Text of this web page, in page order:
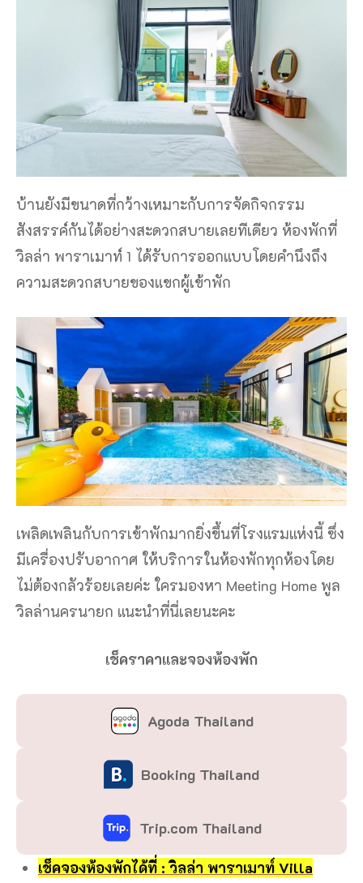
บ้านยังมีขนาดที่กว้างเหมาะกับการจัดกิจกรรม
สังสรรค์กันได้อย่างสะดวกสบายเลยทีเดียว ห้องพักที่
วิลล่า พาราเมาท์ 1 ได้รับการออกแบบโดยคำนึงถึง
ความสะดวกสบายของแขกผู้เข้าพัก
เพลิดเพลินกับการเข้าพักมากยิ่งขึ้นที่โรงแรมแห่งนี้ ซึ่ง
มีเครื่องปรับอากาศ ให้บริการในห้องพักทุกห้องโดย
ไม่ต้องกลัวร้อยเลยค่ะ ใครมองหา Meeting Home พูล
วิลล่านครนายก แนะนำที่นี่เลยนะคะ
เช็คราคาและจองห้องพัก
Agoda Thailand
Booking Thailand
Trip.com Thailand
เช็คจองห้องพักได้ที่ : วิลล่า พาราเมาท์ Villa